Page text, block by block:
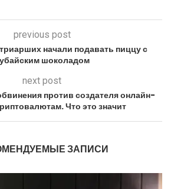
previous post
начали подавать пиццу с
шоколадом
next post
против создателя онлайн-
Что это значит
ЗАПИСИ